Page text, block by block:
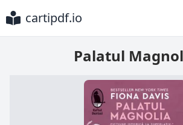
cartipdf.io
Palatul